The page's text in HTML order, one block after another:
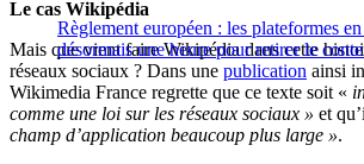
Règlement européen : les plateformes
désormais une heure pour retirer le
Le cas Wikipédia
Mais que vient faire Wikipédia dans cette
réseaux sociaux ? Dans une publication ainsi
Wikimedia France regrette que ce texte soit «
comme une loi sur les réseaux sociaux » et
champ d’application beaucoup plus large ».